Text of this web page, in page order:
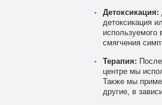
Детоксикация:
детоксикация
используемого
смягчения
Терапия:
центре мы
Также мы
другие, в